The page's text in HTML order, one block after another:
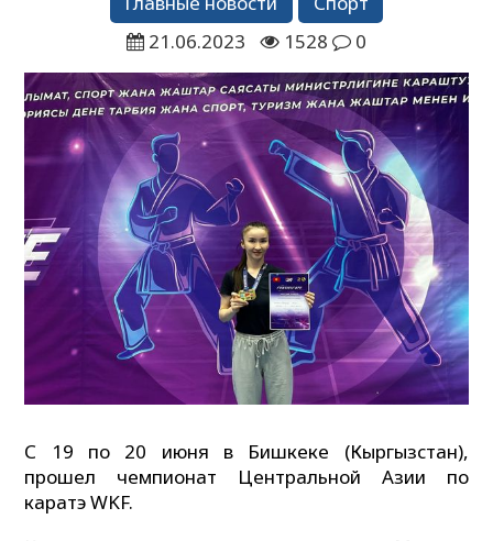
21.06.2023
1528 0
С 19 по 20 июня в Бишкеке (Кыргызстан),
прошел чемпионат Центральной Азии по
каратэ WKF.